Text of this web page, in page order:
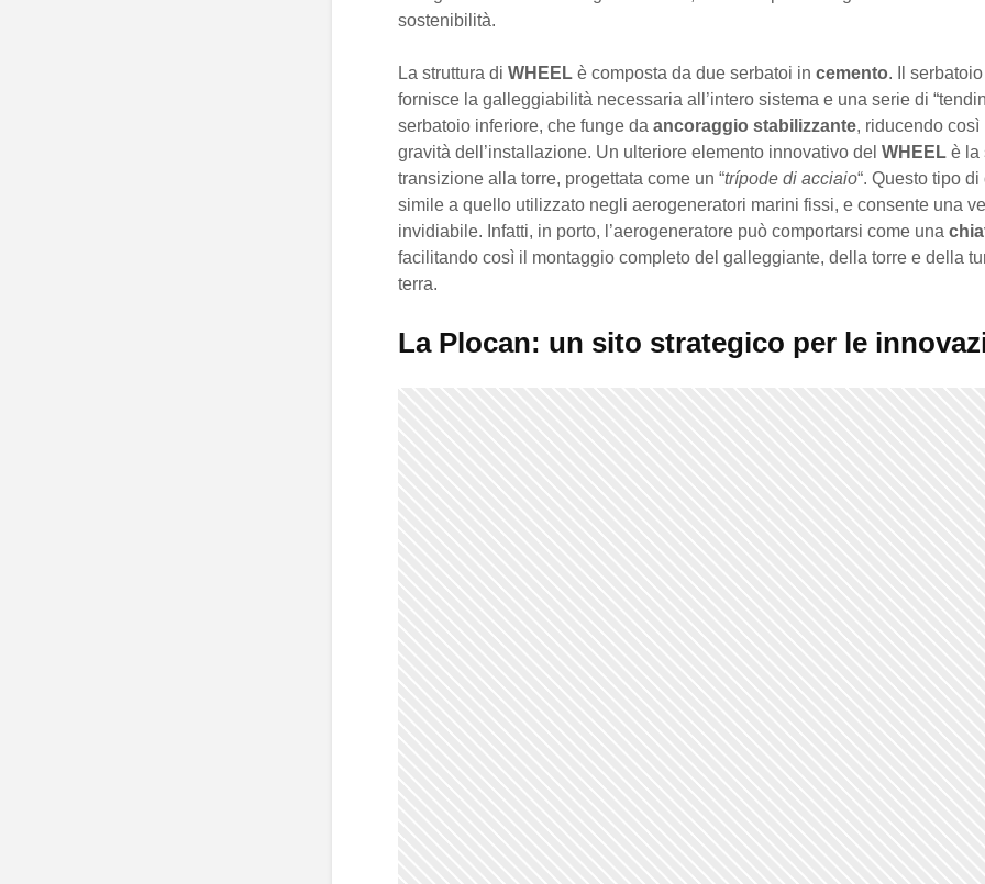
sostenibilità.
La struttura di WHEEL è composta da due serbatoi in cemento. Il
fornisce la galleggiabilità necessaria all’intero sistema e una serie di
serbatoio inferiore, che funge da ancoraggio stabilizzante, riducendo così
gravità dell’installazione. Un ulteriore elemento innovativo del WHEEL è la
transizione alla torre, progettata come un “trípode di acciaio“. Questo tipo
simile a quello utilizzato negli aerogeneratori marini fissi, e consente una
invidiabile. Infatti, in porto, l’aerogeneratore può comportarsi come una
facilitando così il montaggio completo del galleggiante, della torre e della
terra.
La Plocan: un sito strategico per le